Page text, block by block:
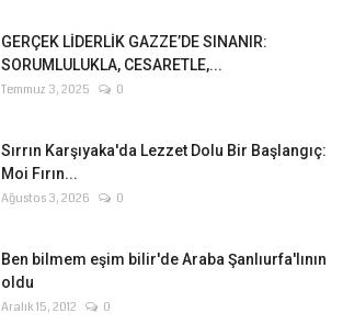
GERÇEK LİDERLİK GAZZE’DE SINANIR:
SORUMLULUKLA, CESARETLE,...
Temmuz 3, 2025 0
Sırrın Karşıyaka'da Lezzet Dolu Bir Başlangıç:
Moi Fırın...
Ağustos 3, 2026 0
Ben bilmem eşim bilir'de Araba Şanlıurfa'lının
oldu
Aralık 15, 2012 0